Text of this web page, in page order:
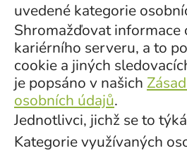
uvedené kategorie
Shromažďovat informace
kariérního serveru, a to
cookie a jiných
je popsáno v našich
osobních údajů.
Jednotlivci, jichž se to
Kategorie využívaných